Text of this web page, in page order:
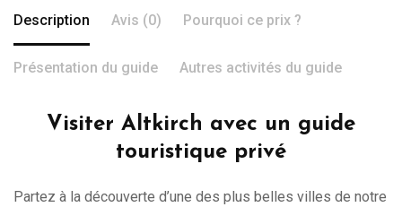
Description Avis (0) Pourquoi ce prix ?
Présentation du guide Autres activités du guide
Visiter Altkirch avec un guide
touristique privé
Partez à la découverte d’une des plus belles villes de notre